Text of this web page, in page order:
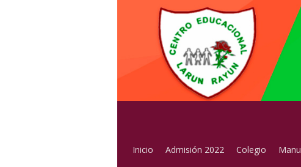
Inicio Admisión 2022 Colegio